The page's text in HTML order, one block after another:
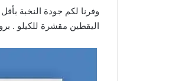
اليقطين مقشرة للكيلو . بروك